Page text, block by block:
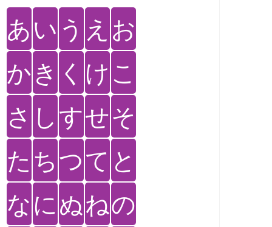
あい う え お
かき く けこ
さ しすせそ
た ちつて と
なにぬねの